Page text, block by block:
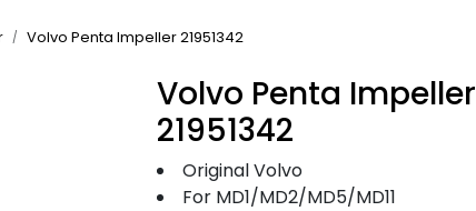
Volvo Penta Impeller 21951342
Volvo Penta Impeller
21951342
Original Volvo
For MD1/MD2/MD5/MD11